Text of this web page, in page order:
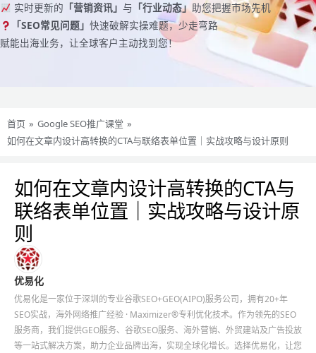
实时更新的 「营销资讯」 与 「行业动态」助您把握市场先机
「SEO常见问题」 快速破解实操难题，少走弯路
赋能出海业务，让全球客户主动找到您！
首页 » Google SEO推广课堂 »
如何在文章内设计高转换的CTA与联络表单位置｜实战攻略与设计原则
如何在文章内设计高转换的CTA与
联络表单位置｜实战攻略与设计原
则
优易化
优易化是一家位于深圳的专业谷歌SEO+GEO(AIPO)服务公司，拥有20+年
SEO实战，海外网络推广经验 · Maximizer®专利优化技术。作为领先的SEO
服务商，我们提供GEO服务、谷歌SEO服务、海外营销、外贸建站及广告投放
等一站式解决方案，助力企业品牌出海，实现全球化增长。选择优易化，让您